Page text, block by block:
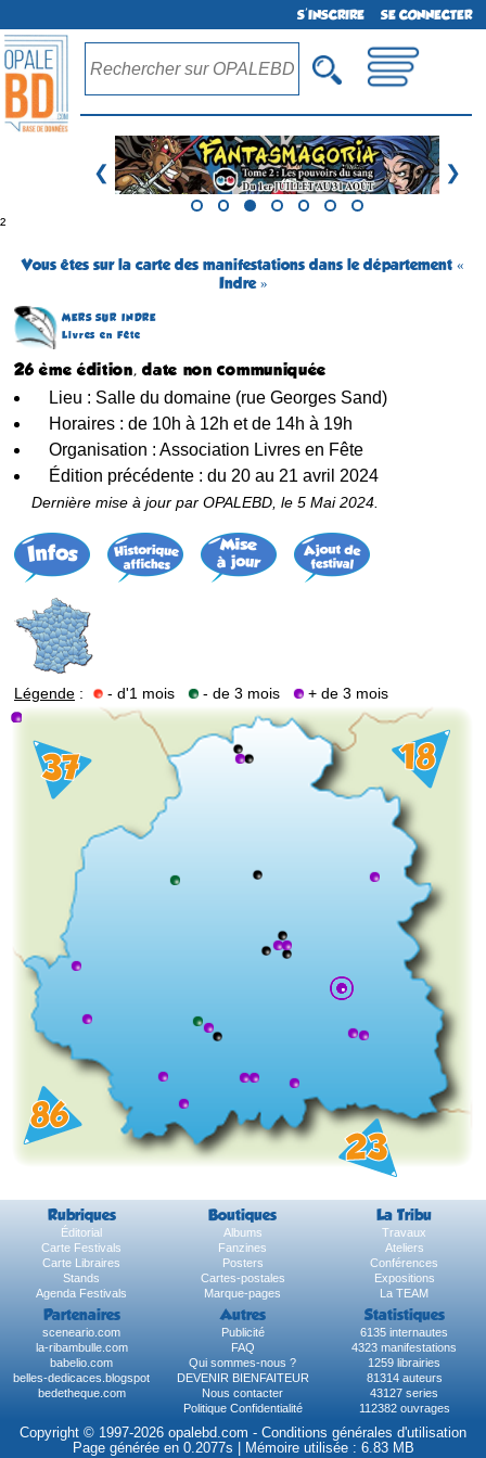
S'INSCRIRE SE CONNECTER
❮ ❯
²
Vous êtes sur la carte des manifestations dans le département «
Indre »
MERS SUR INDRE
Livres en Fête
26 ème édition, date non communiquée
Lieu : Salle du domaine (rue Georges Sand)
Horaires : de 10h à 12h et de 14h à 19h
Organisation : Association Livres en Fête
Édition précédente : du 20 au 21 avril 2024
Dernière mise à jour par OPALEBD, le 5 Mai 2024.
Légende : - d'1 mois - de 3 mois + de 3 mois
Rubriques Boutiques La Tribu
Éditorial Albums
Travaux
Carte Festivals
Fanzines
Ateliers
Carte Libraires
Posters
Conférences
Stands
Cartes-postales
Expositions
Agenda Festivals
Marque-pages La TEAM
Partenaires Autres Statistiques
sceneario.com Publicité
6135 internautes
la-ribambulle.com
FAQ
4323 manifestations
babelio.com
Qui sommes-nous ?
1259 librairies
belles-dedicaces.blogspot
DEVENIR BIENFAITEUR
81314 auteurs
bedetheque.com
Nous contacter
43127 series
Politique Confidentialité
112382 ouvrages
Copyright © 1997-2026 opalebd.com - Conditions générales d'utilisation
Page générée en 0.2077s | Mémoire utilisée : 6.83 MB